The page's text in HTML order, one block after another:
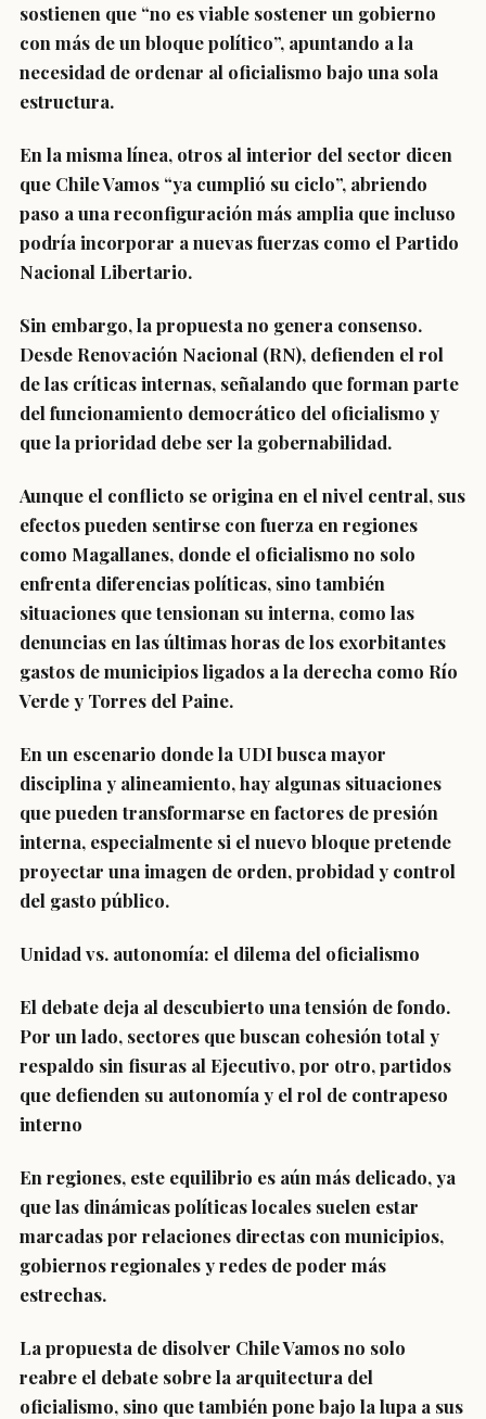
sostienen que “no es viable sostener un gobierno
con más de un bloque político”, apuntando a la
necesidad de ordenar al oficialismo bajo una sola
estructura.
En la misma línea, otros al interior del sector dicen
que Chile Vamos “ya cumplió su ciclo”, abriendo
paso a una reconfiguración más amplia que incluso
podría incorporar a nuevas fuerzas como el Partido
Nacional Libertario.
Sin embargo, la propuesta no genera consenso.
Desde Renovación Nacional (RN), defienden el rol
de las críticas internas, señalando que forman parte
del funcionamiento democrático del oficialismo y
que la prioridad debe ser la gobernabilidad.
Aunque el conflicto se origina en el nivel central, sus
efectos pueden sentirse con fuerza en regiones
como Magallanes, donde el oficialismo no solo
enfrenta diferencias políticas, sino también
situaciones que tensionan su interna, como las
denuncias en las últimas horas de los exorbitantes
gastos de municipios ligados a la derecha como Río
Verde y Torres del Paine.
En un escenario donde la UDI busca mayor
disciplina y alineamiento, hay algunas situaciones
que pueden transformarse en factores de presión
interna, especialmente si el nuevo bloque pretende
proyectar una imagen de orden, probidad y control
del gasto público.
Unidad vs. autonomía: el dilema del oficialismo
El debate deja al descubierto una tensión de fondo.
Por un lado, sectores que buscan cohesión total y
respaldo sin fisuras al Ejecutivo, por otro, partidos
que defienden su autonomía y el rol de contrapeso
interno
En regiones, este equilibrio es aún más delicado, ya
que las dinámicas políticas locales suelen estar
marcadas por relaciones directas con municipios,
gobiernos regionales y redes de poder más
estrechas.
La propuesta de disolver Chile Vamos no solo
reabre el debate sobre la arquitectura del
oficialismo, sino que también pone bajo la lupa a sus